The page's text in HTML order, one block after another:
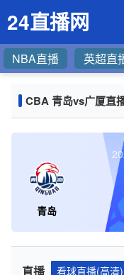
24直播网
NBA直播 英超直
CBA 青岛vs广厦直
青岛
直播
看球直播(高清)